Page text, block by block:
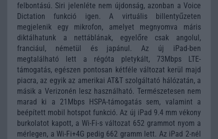
felbontású. Siri jelenléte nem újdonság, azonban a Voice
Dictation funkció igen. A virtuális billentyűzeten
megjelenik egy mikrofon, amelyet megnyomva máris
diktálhatunk a nettáblának, egyelőre csak angolul,
franciául, németül és japánul. Az új iPad-ben
megtalálható lett a régóta pletykált, 73Mbps LTE-
támogatás, egészen pontosan kétféle változat kerül majd
piacra, az egyik az amerikai AT&T szolgáltató hálózatán, a
másik a Verizonén lesz használható. Természetesen nem
marad ki a 21Mbps HSPA-támogatás sem, valamint a
beépített mobil hotspot funkció. Az új iPad 9.4 mm vékony
burkolatot kapott, a Wi-Fi-s változat 652 grammot nyom a
mérlegen, a Wi-Fi+4G pedig 662 gramm lett. Az iPad 2-nél